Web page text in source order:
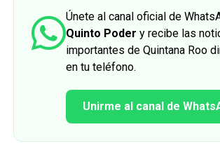
Únete al canal oficial de
Quinto Poder y recibe las
importantes de Quintana Roo
en tu teléfono.
Unirme al canal de